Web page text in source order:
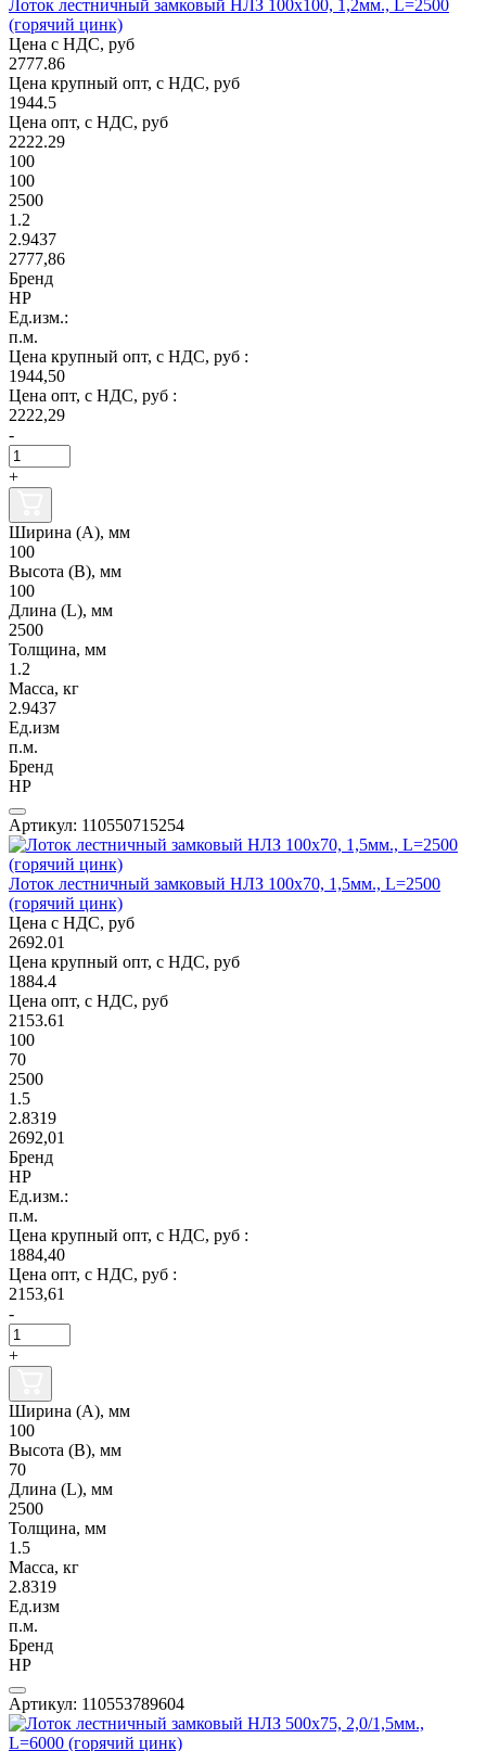
Лоток лестничный замковый НЛЗ 100х100, 1,2мм., L=2500
(горячий цинк)
Цена с НДС, руб
2777.86
Цена крупный опт, с НДС, руб
1944.5
Цена опт, с НДС, руб
2222.29
100
100
2500
1.2
2.9437
2777,86
Бренд
НР
Ед.изм.:
п.м.
Цена крупный опт, с НДС, руб :
1944,50
Цена опт, с НДС, руб :
2222,29
-
+
Ширина (А), мм
100
Высота (В), мм
100
Длина (L), мм
2500
Толщина, мм
1.2
Масса, кг
2.9437
Ед.изм
п.м.
Бренд
НР
Артикул: 110550715254
Лоток лестничный замковый НЛЗ 100х70, 1,5мм., L=2500
(горячий цинк)
Цена с НДС, руб
2692.01
Цена крупный опт, с НДС, руб
1884.4
Цена опт, с НДС, руб
2153.61
100
70
2500
1.5
2.8319
2692,01
Бренд
НР
Ед.изм.:
п.м.
Цена крупный опт, с НДС, руб :
1884,40
Цена опт, с НДС, руб :
2153,61
-
+
Ширина (А), мм
100
Высота (В), мм
70
Длина (L), мм
2500
Толщина, мм
1.5
Масса, кг
2.8319
Ед.изм
п.м.
Бренд
НР
Артикул: 110553789604